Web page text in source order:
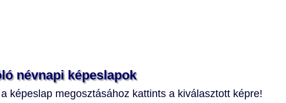
névnapi képeslapok
képeslap megosztásához kattints a kiválasztott képre!